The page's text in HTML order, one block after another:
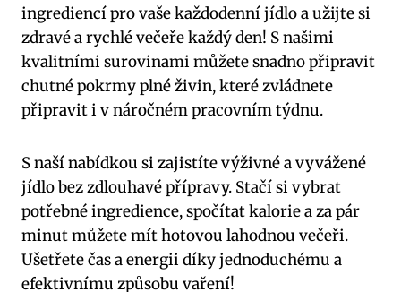
ingrediencí​ pro vaše každodenní jídlo a užijte si
⁤zdravé a rychlé večeře každý den! S ⁣našimi​
kvalitními ⁣surovinami ​můžete snadno ​připravit⁣
chutné pokrmy‌ plné živin, které⁣ zvládnete
připravit i v ‍náročném pracovním týdnu.
S naší nabídkou si zajistíte ‍výživné a vyvážené
jídlo bez zdlouhavé ​přípravy. Stačí si vybrat
potřebné⁤ ingredience, spočítat kalorie a za pár
minut můžete mít⁤ hotovou lahodnou večeři.
Ušetřete ‍čas a energii ​díky jednoduchému a
efektivnímu‌ způsobu vaření!